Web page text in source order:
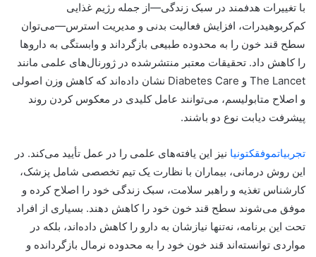
با تغییرات هدفمند در سبک زندگی—از جمله رژیم غذایی
کم‌کربوهیدرات، افزایش فعالیت بدنی و مدیریت استرس—می‌توان
سطح قند خون را به محدوده طبیعی بازگرداند و وابستگی به داروها
را کاهش داد. تحقیقات معتبر منتشرشده در ژورنال‌های علمی مانند
The Lancet و Diabetes Care نشان داده‌اند که کاهش وزن اصولی
و اصلاح متابولیسم، می‌توانند عامل کلیدی در معکوس کردن روند
پیشرفت دیابت نوع دو باشند.
تجربیاتموفقکتونیا نیز این یافته‌های علمی را در عمل تأیید می‌کند. در
این روش درمانی، بیماران با نظارت یک تیم تخصصی شامل پزشک،
کارشناس تغذیه و راهبر سلامت، سبک زندگی خود را اصلاح کرده و
موفق می‌شوند سطح قند خون خود را کاهش دهند. بسیاری از افراد
تحت این برنامه، نه‌تنها نیازشان به دارو را کاهش داده‌اند، بلکه در
مواردی توانسته‌اند قند خون خود را به محدوده نرمال بازگردانده و